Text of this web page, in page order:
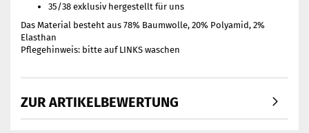
35/38 exklusiv hergestellt für uns
Das Material besteht aus 78% Baumwolle, 20% Polyamid, 2%
Elasthan
Pflegehinweis: bitte auf LINKS waschen
ZUR ARTIKELBEWERTUNG